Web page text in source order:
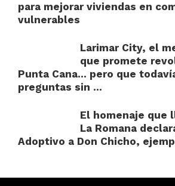
para mejorar viviendas en
vulnerables
Larimar City, el
que promete
Punta Cana… pero que
preguntas sin ...
El homenaje que
La Romana
Adoptivo a Don Chicho,